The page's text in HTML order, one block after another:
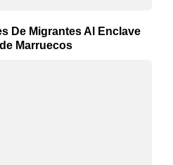
De Migrantes Al Enclave
Marruecos